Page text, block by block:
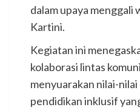
dalam upaya menggali
Kartini.
Kegiatan ini
kolaborasi lintas
menyuarakan nilai-nilai
pendidikan inklusif